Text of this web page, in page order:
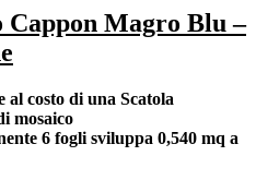
Magro Blu –
al costo di una Scatola
mosaico
6 fogli sviluppa 0,540 mq a